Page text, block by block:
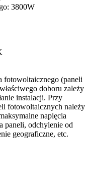
3800W
fotowoltaicznego (paneli
doboru zależy
instalacji. Przy
fotowoltaicznych należy
napięcia
paneli, odchylenie od
geograficzne, etc.